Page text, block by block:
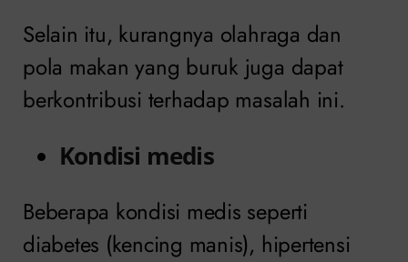
Selain itu, kurangnya olahraga dan
pola makan yang buruk juga dapat
berkontribusi terhadap masalah ini.
Kondisi medis
Beberapa kondisi medis seperti
diabetes (kencing manis), hipertensi